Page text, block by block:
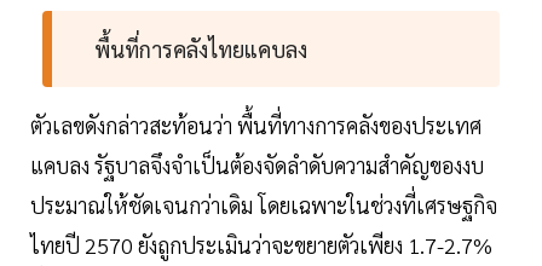
พื้นที่การคลังไทยแคบลง
ตัวเลขดังกล่าวสะท้อนว่า พื้นที่ทางการคลังของประเทศ
แคบลง รัฐบาลจึงจำเป็นต้องจัดลำดับความสำคัญของงบ
ประมาณให้ชัดเจนกว่าเดิม โดยเฉพาะในช่วงที่เศรษฐกิจ
ไทยปี 2570 ยังถูกประเมินว่าจะขยายตัวเพียง 1.7-2.7%